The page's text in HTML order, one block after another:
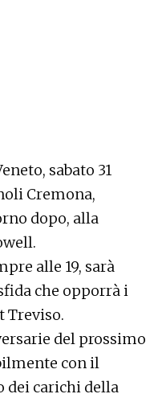
sabato 31
Cremona,
dopo, alla
alle 19, sarà
che opporrà i
Treviso.
del prossimo
con il
dei carichi della